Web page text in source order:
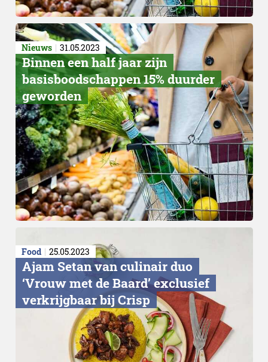
Nieuws 31.05.2023
Binnen een half jaar zijn
basisboodschappen 15% duurder
geworden
Food 25.05.2023
Ajam Setan van culinair duo
‘Vrouw met de Baard’ exclusief
verkrijgbaar bij Crisp